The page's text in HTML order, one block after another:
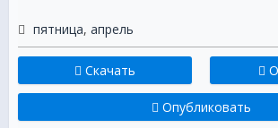
пятница, апрель
Скачать
Опубликовать